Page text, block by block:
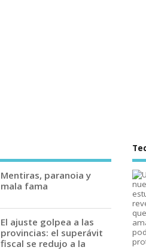
Mentiras, paranoia y
mala fama
El ajuste golpea a las
provincias: el superávit
fiscal se redujo a la